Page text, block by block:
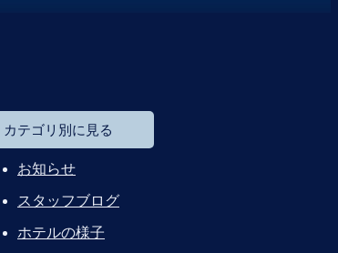
カテゴリ別に見る
お知らせ
スタッフブログ
ホテルの様子